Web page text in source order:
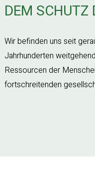
DEM SCHUTZ
Wir befinden uns seit
Jahrhunderten
Ressourcen der
fortschreitenden